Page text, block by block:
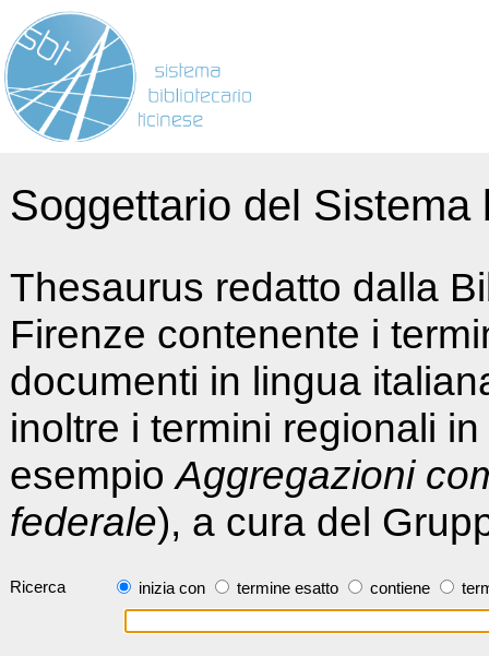
Soggettario del
Thesaurus redatto dalla
Firenze contenente i
documenti in lingua
inoltre i termini regionali
esempioAggregazioni
federale), a cura del
Ricerca inizia con termine esatto contiene